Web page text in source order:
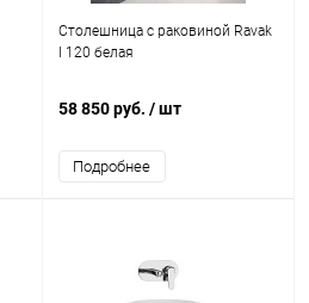
Столешница с раковиной Ravak
I 120 белая
58 850 руб. / шт
Подробнее